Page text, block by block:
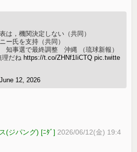
は，機関決定しない（共同）
ー氏を支持（共同）
知事選で最終調整 沖縄 （琉球新報）
理だね https://t.co/ZHNf1IiCTQ pic.twitte
June 12, 2026
(ジパング) [ﾆﾀﾞ] 2026/06/12(金) 19:4